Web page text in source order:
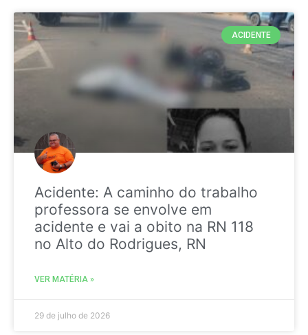
ACIDENTE
Acidente: A caminho do trabalho
professora se envolve em
acidente e vai a obito na RN 118
no Alto do Rodrigues, RN
VER MATÉRIA »
29 de julho de 2026